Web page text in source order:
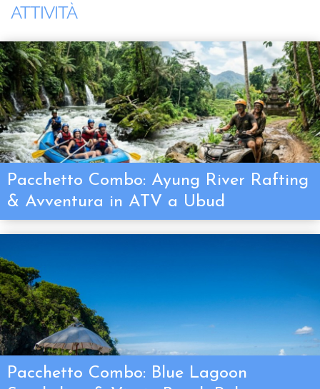
ATTIVITÀ
Pacchetto Combo: Ayung River Rafting
& Avventura in ATV a Ubud
Pacchetto Combo: Blue Lagoon